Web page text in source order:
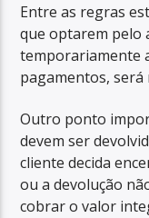
Entre as regras
que optarem pelo
temporariamente
pagamentos, será
Outro ponto
devem ser
cliente decida
ou a devolução
cobrar o valor